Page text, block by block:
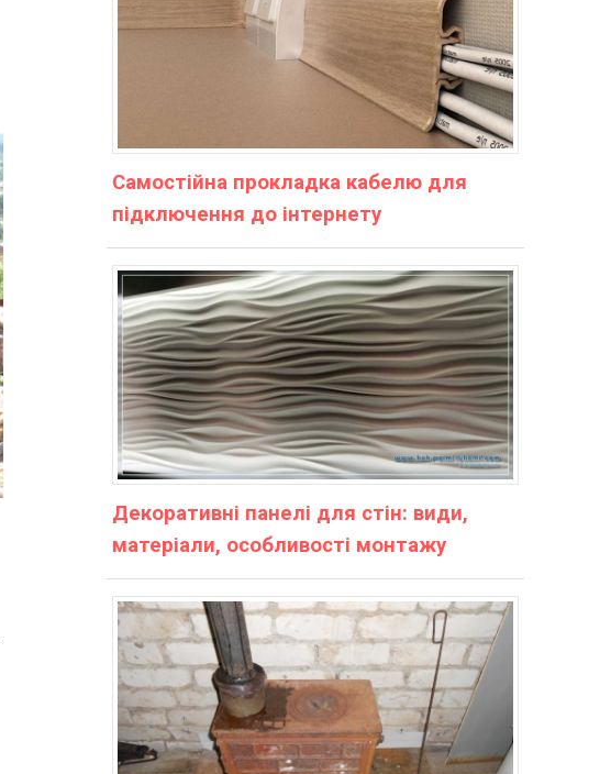
Самостійна прокладка кабелю для
підключення до інтернету
Декоративні панелі для стін: види,
матеріали, особливості монтажу